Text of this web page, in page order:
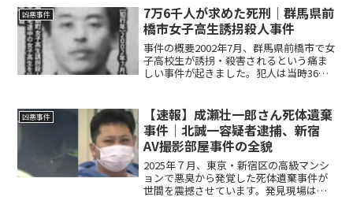
ー仕立てのこのリストでは、そんな日本
国内の代表的な5つの未解...
凶悪事件
7万6千人が求めた死刑｜群馬県前
橋市女子高生誘拐殺人事件
事件の概要2002年7月、群馬県前橋市で女
子高校生が誘拐・殺害されるという痛ま
しい事件が起きました。犯人は当時36歳
と無理やり面会するための人質にしよう
と女子高生を狙...
凶悪事件
【速報】成瀬壮一郎さん死体遺棄
事件｜北誠一容疑者逮捕、新宿
AV撮影部屋事件の全貌
2025年７月、東京・新宿区の高級マンシ
ョンで悪臭から発覚した死体遺棄事件が
世間を震撼させています。発見現場はア